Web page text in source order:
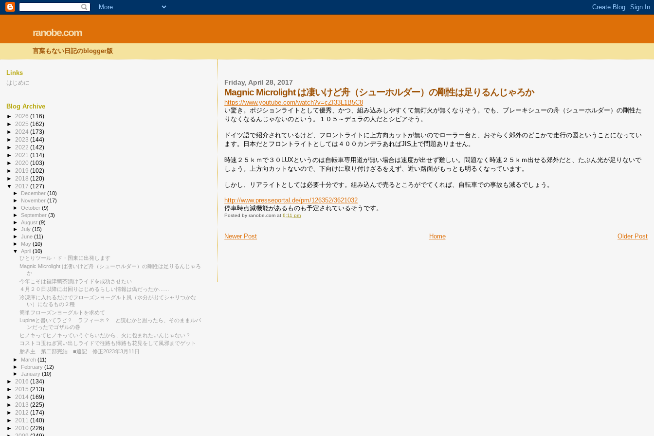
ranobe.com
言葉もない日記のblogger版
Friday, April 28, 2017
Magnic Microlight は凄いけど舟（シューホルダー）の剛性は足りるんじゃろか
https://www.youtube.com/watch?v=cZI33L1B5C8
い驚き。ポジションライトとして優秀、かつ、組み込みしやすくて無灯火が無くなりそう。でも、ブレーキシューの舟（シューホルダー）の剛性た
りなくなるんじゃないのという。１０５～デュラの人だとシビアそう。
ドイツ語で紹介されているけど、フロントライトに上方向カットが無いのでローラー台と、おそらく郊外のどこかで走行の図ということになってい
ます。日本だとフロントライトとしては４００カンデラあればJIS上で問題ありません。
時速２５ｋｍで３０LUXというのは自転車専用道が無い場合は速度が出せず難しい。問題なく時速２５ｋｍ出せる郊外だと、たぶん光が足りないで
しょう。上方向カットないので、下向けに取り付けざるをえず、近い路面がもっとも明るくなっています。
しかし、リアライトとしては必要十分です。組み込んで売るところがでてくれば、自転車での事故も減るでしょう。
http://www.presseportal.de/pm/126352/3621032
停車時点滅機能があるものも予定されているそうです。
Posted byranobe.com at6:11 pm
Newer Post Older Post
Home
Links
はじめに
Blog Archive
► 2026 (116)
► 2025 (162)
► 2024 (173)
► 2023 (144)
► 2022 (142)
► 2021 (114)
► 2020 (103)
► 2019 (102)
► 2018 (120)
▼ 2017 (127)
► December(10)
►
November(17)
►October(9)
►September(3)
►August(9)
►July(15)
►June(11)
► May(10)
▼April(10)
ひとりツール・ド・国東に出発します
Magnic Microlight は凄いけど舟（シューホルダー）の剛性は足りるんじゃろ
か
今年こそは福津鯛茶漬けライドを成功させたい
４月２０日以降に出回りはじめるらしい情報は偽だったか……
冷凍庫に入れるだけでフローズンヨーグルト風（水分が出てシャリつかな
い）になるもの２種
簡単フローズンヨーグルトを求めて
Lupineと書いてラピ？ ラフィーネ？ と読むかと思ったら、そのままルパ
ンだったでゴザルの巻
ヒノキってヒノキっていうぐらいだから、火に包まれたいんじゃない？
コストコ玉ねぎ買い出しライドで往路も帰路も花見をして風邪までゲット
胎界主 第二部完結 ■追記 修正2023年3月11日
► March(11)
► February(12)
►January(10)
► 2016 (134)
► 2015 (213)
► 2014 (169)
► 2013 (225)
► 2012 (174)
► 2011 (140)
► 2010 (226)